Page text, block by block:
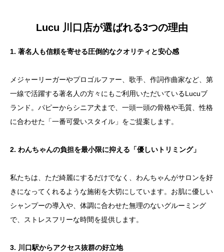
Lucu 川口店が選ばれる3つの理由
1. 著名人も信頼を寄せる圧倒的なクオリティと安心感
メジャーリーガーやプロゴルファー、歌手、作詞作曲家など、第
一線で活躍する著名人の方々にもご利用いただいているLucuブ
ランド。パピーからシニア犬まで、一頭一頭の骨格や毛質、性格
に合わせた「一番可愛いスタイル」をご提案します。
2. わんちゃんの負担を最小限に抑える「優しいトリミング」
私たちは、ただ綺麗にするだけでなく、わんちゃんがサロンを好
きになってくれるような施術を大切にしています。お肌に優しい
シャンプーの導入や、体調に合わせた無理のないグルーミング
で、ストレスフリーな時間を提供します。
3. 川口駅からアクセス抜群の好立地